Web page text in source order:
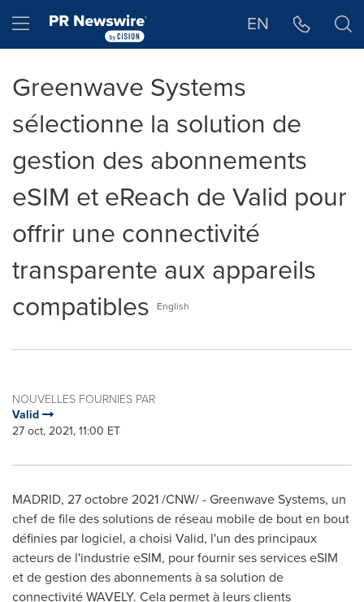
Hamburger menu EN
Greenwave Systems
sélectionne la solution de
gestion des abonnements
eSIM et eReach de Valid pour
offrir une connectivité
transparente aux appareils
compatibles
English
NOUVELLES FOURNIES PAR
Valid
27 oct, 2021, 11:00 ET
MADRID, 27 octobre 2021 /CNW/ - Greenwave Systems, un
chef de file des solutions de réseau mobile de bout en bout
définies par logiciel, a choisi Valid, l'un des principaux
acteurs de l'industrie eSIM, pour fournir ses services eSIM
et de gestion des abonnements à sa solution de
connectivité WAVELY. Cela permet à leurs clients